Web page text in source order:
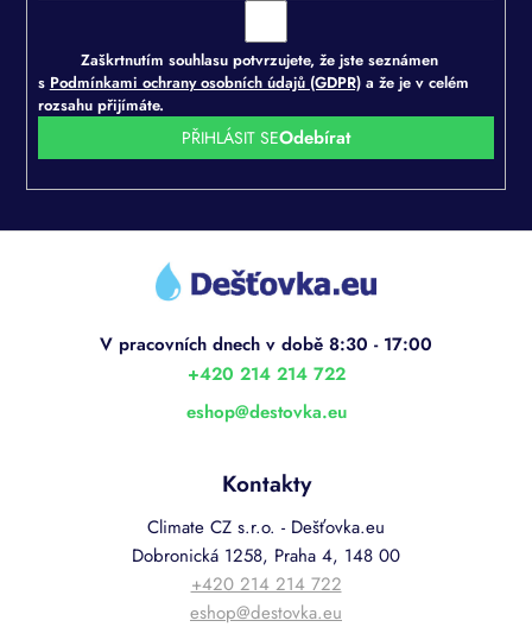
Zaškrtnutím souhlasu potvrzujete, že jste seznámen
s Podmínkami ochrany osobních údajů (GDPR)a že je v celém
rozsahu přijímáte.
PŘIHLÁSIT SE
Z
eshop@destovka.eu
+420 214 214 722
Kontakty
Climate CZ s.r.o. - Dešťovka.eu
Dobronická 1258, Praha 4, 148 00
+420 214 214 722
eshop@destovka.eu